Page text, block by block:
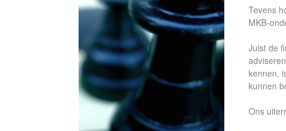
Tevens
MKB-
Juist de
kennen,
kunnen
Ons